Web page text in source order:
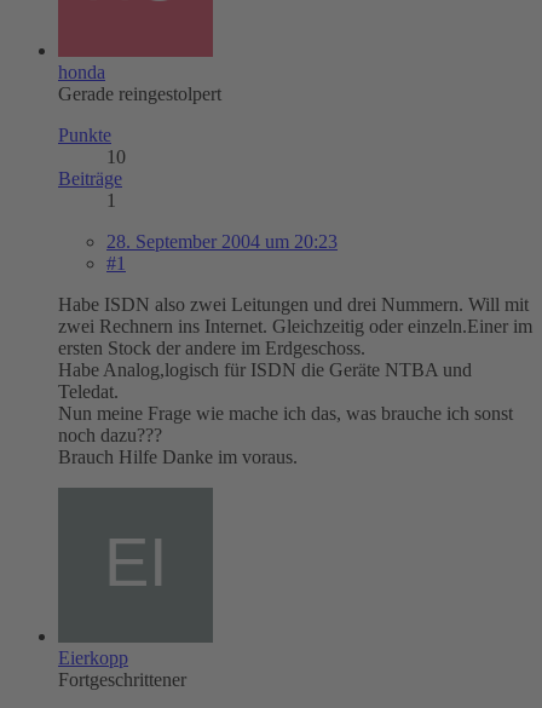
honda
Gerade reingestolpert
Punkte
10
Beiträge
1
28. September 2004 um 20:23
#1
Habe ISDN also zwei Leitungen und drei Nummern. Will mit
zwei Rechnern ins Internet. Gleichzeitig oder einzeln.Einer im
ersten Stock der andere im Erdgeschoss.
Habe Analog,logisch für ISDN die Geräte NTBA und
Teledat.
Nun meine Frage wie mache ich das, was brauche ich sonst
noch dazu???
Brauch Hilfe Danke im voraus.
Eierkopp
Fortgeschrittener